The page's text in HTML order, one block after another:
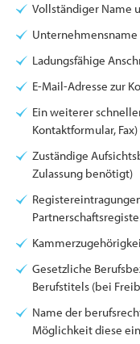
Vollständiger Name
Ladungsfähige
E-Mail-Adresse zur
Ein weiterer
Kontaktformular, Fax)
Zuständige
Zulassung benötigt)
Gesetzliche
Berufstitels (bei
Name der
Möglichkeit diese